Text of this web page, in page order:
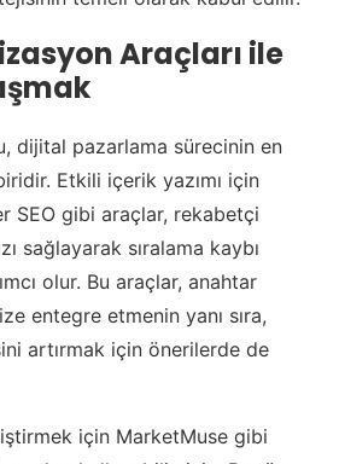
Araçları ile
dijital pazarlama sürecinin en
Etkili içerik yazımı için
SEO gibi araçlar, rekabetçi
sağlayarak sıralama kaybı
olur. Bu araçlar, anahtar
entegre etmenin yanı sıra,
artırmak için önerilerde de
için MarketMuse gibi